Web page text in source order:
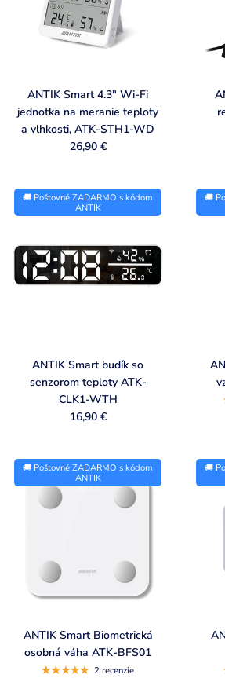
ANTIK Smart 4.3" Wi-Fi
jednotka na meranie teploty
a vlhkosti, ATK-STH1-WD
26,90 €
🚚 Poštovné ZADARMO s kódom
ANTIK
ANTIK Smart budík so
senzorom teploty ATK-
CLK1-WTH
16,90 €
🚚
🚚 Poštovné ZADARMO s kódom
ANTIK
ANTIK Smart Biometrická
osobná váha ATK-BFS01
2 recenzie
🚚